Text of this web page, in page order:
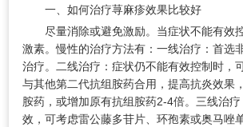
一、如何治疗荨麻疹效果比较好
尽量消除或避免激励。当症状不能有效
激素。慢性的治疗方法有：一线治疗：首选
治疗。二线治疗：症状仍不能有效控制时，
与其他第二代抗组胺药合用，提高抗炎效果
胺药，或增加原有抗组胺药2-4倍。三线治
效，可考虑雷公藤多苷片、环孢素或奥马唑